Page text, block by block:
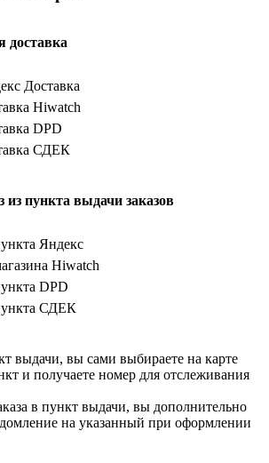
доставка
Доставка
Hiwatch
DPD
СДЕК
пункта выдачи заказов
Яндекс
Hiwatch
DPD
СДЕК
выдачи, вы сами выбираете на карте
и получаете номер для отслеживания
в пункт выдачи, вы дополнительно
на указанный при оформлении